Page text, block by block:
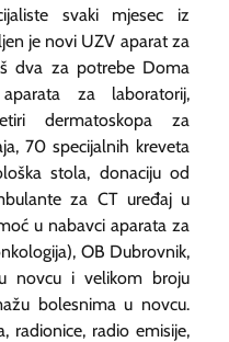
svaki mjesec iz
je novi UZV aparat za
dva za potrebe Doma
za laboratorij,
dermatoskopa za
70 specijalnih kreveta
stola, donaciju od
za CT uređaj u
u nabavci aparata za
OB Dubrovnik,
novcu i velikom broju
bolesnima u novcu.
radionice, radio emisije,